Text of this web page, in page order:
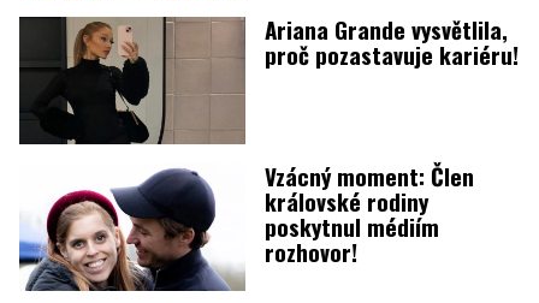
Ariana Grande vysvětlila,
proč pozastavuje kariéru!
Vzácný moment: Člen
královské rodiny
poskytnul médiím
rozhovor!